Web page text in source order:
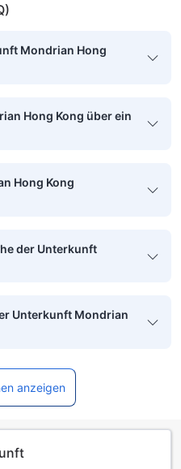
Mondrian Hong
Hong Kong über ein
Hong Kong
der Unterkunft
Unterkunft Mondrian
anzeigen